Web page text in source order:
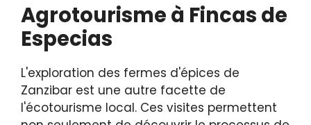
Agrotourisme à Fincas de
Especias
L'exploration des fermes d'épices de
Zanzibar est une autre facette de
l'écotourisme local. Ces visites permettent